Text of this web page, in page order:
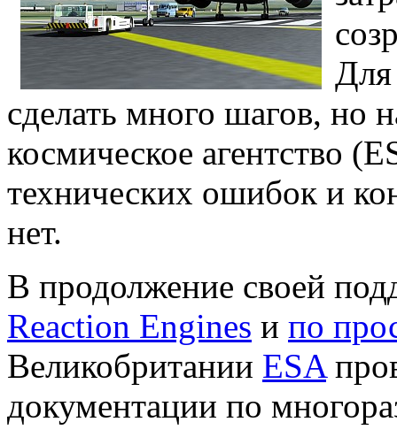
Для
сделать много шагов, но
космическое агентство
технических ошибок и
нет.
В продолжение своей
Reaction Engines и по
Великобритании ESA
документации по